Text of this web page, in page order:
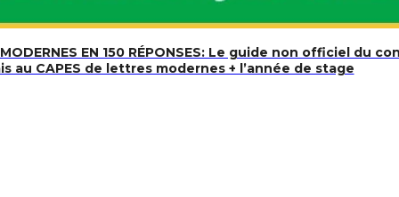
MODERNES EN 150 RÉPONSES: Le guide non officiel du
au CAPES de lettres modernes + l’année de stage